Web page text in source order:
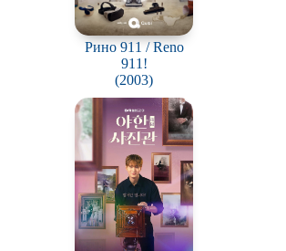
Рино 911 / Reno
911!
(2003)